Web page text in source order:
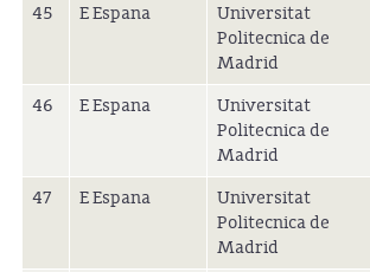
45 E Espana
Universitat
Politecnica de
Madrid
46 E Espana
Universitat
Politecnica de
Madrid
47 E Espana
Universitat
Politecnica de
Madrid